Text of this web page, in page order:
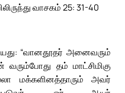
வாசகம் 25: 31-40
“வானதூதர் அனைவரும்
வரும்போது தம் மாட்சிமிகு
மக்களினத்தாரும் அவர்